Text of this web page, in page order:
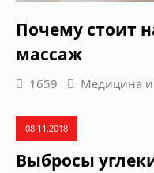
Почему стоит
массаж
1659 Медицина и
08.11.2018
Выбросы